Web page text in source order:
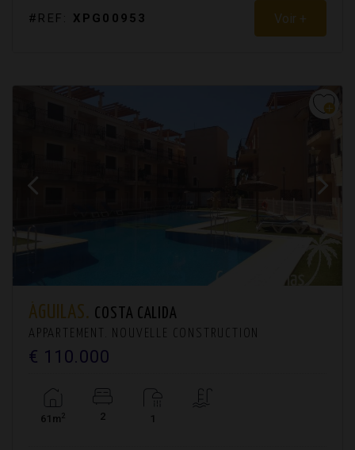
#REF: XPG00953 Voir +
ÁGUILAS. COSTA CALIDA
APPARTEMENT. NOUVELLE CONSTRUCTION
€ 110.000
61m2 2 1